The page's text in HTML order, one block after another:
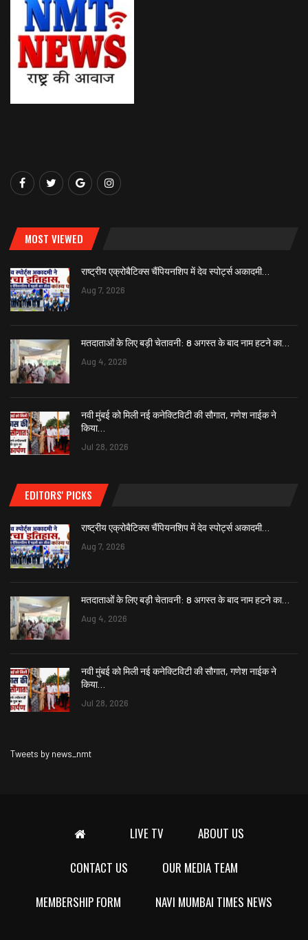
MOST VIEWED
राष्ट्रीय एक्रोबैटिक्स चैंपियनशिप में देव स्पोर्ट्स अकादमी…
Aug 7, 2026
मतदाताओं के लिए बड़ी चेतावनी: 8 अगस्त के बाद नाम हटने का…
Aug 4, 2026
नवी मुंबई को मिली नई कनेक्टिविटी की सौगात, गणेश नाईक ने
किया…
Jul 28, 2026
EDITORS' PICKS
राष्ट्रीय एक्रोबैटिक्स चैंपियनशिप में देव स्पोर्ट्स अकादमी…
Aug 7, 2026
मतदाताओं के लिए बड़ी चेतावनी: 8 अगस्त के बाद नाम हटने का…
Aug 4, 2026
नवी मुंबई को मिली नई कनेक्टिविटी की सौगात, गणेश नाईक ने
किया…
Jul 28, 2026
Tweets by news_nmt
LIVE TV
ABOUT US
CONTACT US
OUR MEDIA TEAM
MEMBERSHIP FORM
NAVI MUMBAI TIMES NEWS